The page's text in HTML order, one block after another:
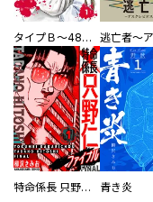
タイプＢ～48時間後、致死率100％～【単話】
特命係長 只野仁ファイナル 愛蔵版 青き炎